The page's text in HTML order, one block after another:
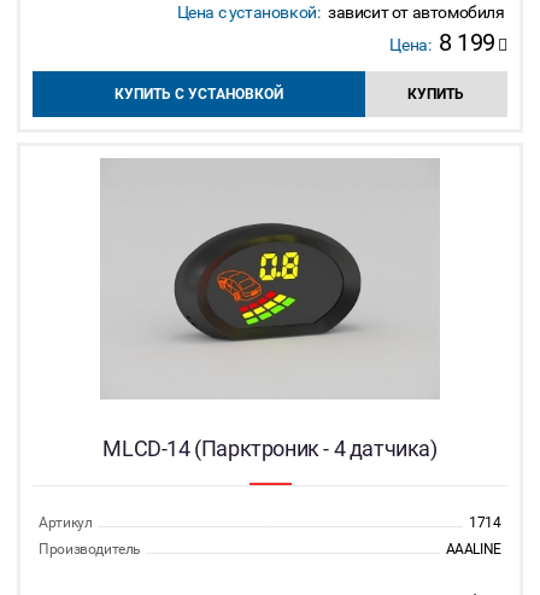
Цена с установкой: зависит от автомобиля
Цена: 8 199
КУПИТЬ С УСТАНОВКОЙ КУПИТЬ
MLCD-14 (Парктроник - 4 датчика)
Артикул
1714
Производитель
AAALINE